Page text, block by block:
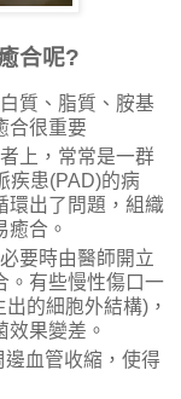
合呢?
質、脂質、胺基
合很重要
上，常常是一群
疾患(PAD)的病
環出了問題，組織
癒合。
要時由醫師開立
。有些慢性傷口一
的細胞外結構)，
果變差。
血管收縮，使得